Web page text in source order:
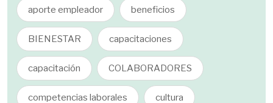
aporte empleador beneficios
BIENESTAR capacitaciones
capacitación COLABORADORES
competencias laborales cultura